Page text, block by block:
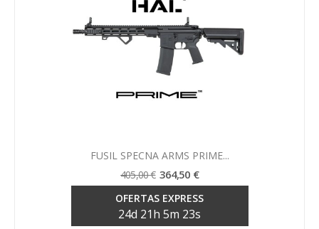
Vista rápida
FUSIL SPECNA ARMS PRIME...
405,00 € 364,50 €
OFERTAS EXPRESS
24d 21h 5m 23s